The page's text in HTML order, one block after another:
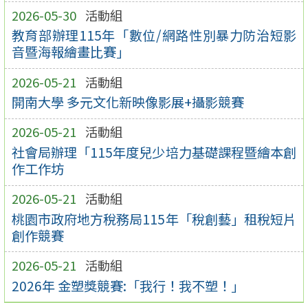
2026-05-30 活動組
教育部辦理115年「數位/網路性別暴力防治短影
音暨海報繪畫比賽」
2026-05-21 活動組
開南大學 多元文化新映像影展+攝影競賽
2026-05-21 活動組
社會局辦理「115年度兒少培力基礎課程暨繪本創
作工作坊
2026-05-21 活動組
桃園市政府地方稅務局115年「稅創藝」租稅短片
創作競賽
2026-05-21 活動組
2026年 金塑獎競賽:「我行！我不塑！」